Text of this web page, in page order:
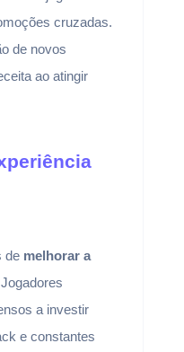
cruzadas.
de novos
ao atingir
de melhorar a
a investir
e constantes